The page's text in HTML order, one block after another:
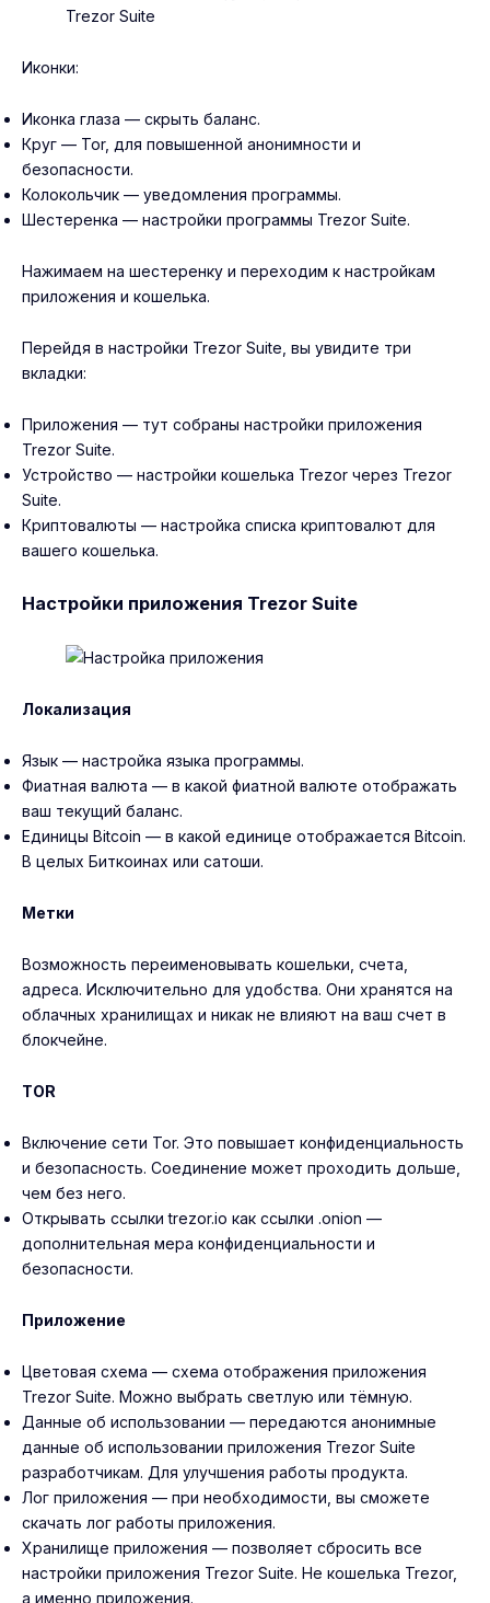
Иконки:
Иконка глаза — скрыть баланс.
Круг — Tor, для повышенной анонимности и
безопасности.
Колокольчик — уведомления программы.
Шестеренка — настройки программы Trezor Suite.
Нажимаем на шестеренку и переходим к настройкам
приложения и кошелька.
Перейдя в настройки Trezor Suite, вы увидите три
вкладки:
Приложения — тут собраны настройки приложения
Trezor Suite.
Устройство — настройки кошелька Trezor через Trezor
Suite.
Криптовалюты — настройка списка криптовалют для
вашего кошелька.
Настройки приложения Trezor Suite
Локализация
Язык — настройка языка программы.
Фиатная валюта — в какой фиатной валюте отображать
ваш текущий баланс.
Единицы Bitcoin — в какой единице отображается Bitcoin.
В целых Биткоинах или сатоши.
Метки
Возможность переименовывать кошельки, счета,
адреса. Исключительно для удобства. Они хранятся на
облачных хранилищах и никак не влияют на ваш счет в
блокчейне.
TOR
Включение сети Tor. Это повышает конфиденциальность
и безопасность. Соединение может проходить дольше,
чем без него.
Открывать ссылки trezor.io как ссылки .onion —
дополнительная мера конфиденциальности и
безопасности.
Приложение
Цветовая схема — схема отображения приложения
Trezor Suite. Можно выбрать светлую или тёмную.
Данные об использовании — передаются анонимные
данные об использовании приложения Trezor Suite
разработчикам. Для улучшения работы продукта.
Лог приложения — при необходимости, вы сможете
скачать лог работы приложения.
Хранилище приложения — позволяет сбросить все
настройки приложения Trezor Suite. Не кошелька Trezor,
а именно приложения.